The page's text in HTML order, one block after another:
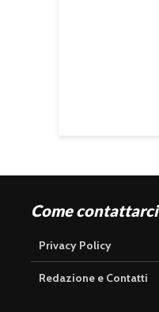
Come contattarci
Privacy Policy
Redazione e Contatti